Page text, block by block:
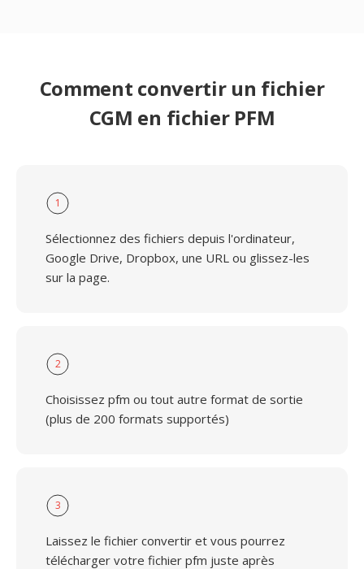
Comment convertir un fichier
CGM en fichier PFM
1
Sélectionnez des fichiers depuis l'ordinateur,
Google Drive, Dropbox, une URL ou glissez-les
sur la page.
2
Choisissez pfm ou tout autre format de sortie
(plus de 200 formats supportés)
3
Laissez le fichier convertir et vous pourrez
télécharger votre fichier pfm juste après